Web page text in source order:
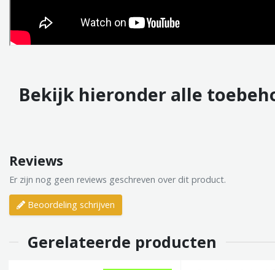
Bekijk hieronder alle
Reviews
Er zijn nog geen reviews geschreven over dit product.
Beoordeling schrijven
Gerelateerde producten